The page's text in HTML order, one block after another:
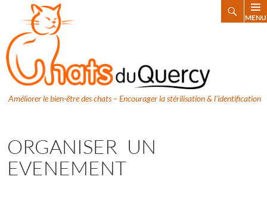
Améliorer le bien-être des chats – Encourager la stérilisation & l'identification
MENU
CONTENT
ORGANISER UN
EVENEMENT